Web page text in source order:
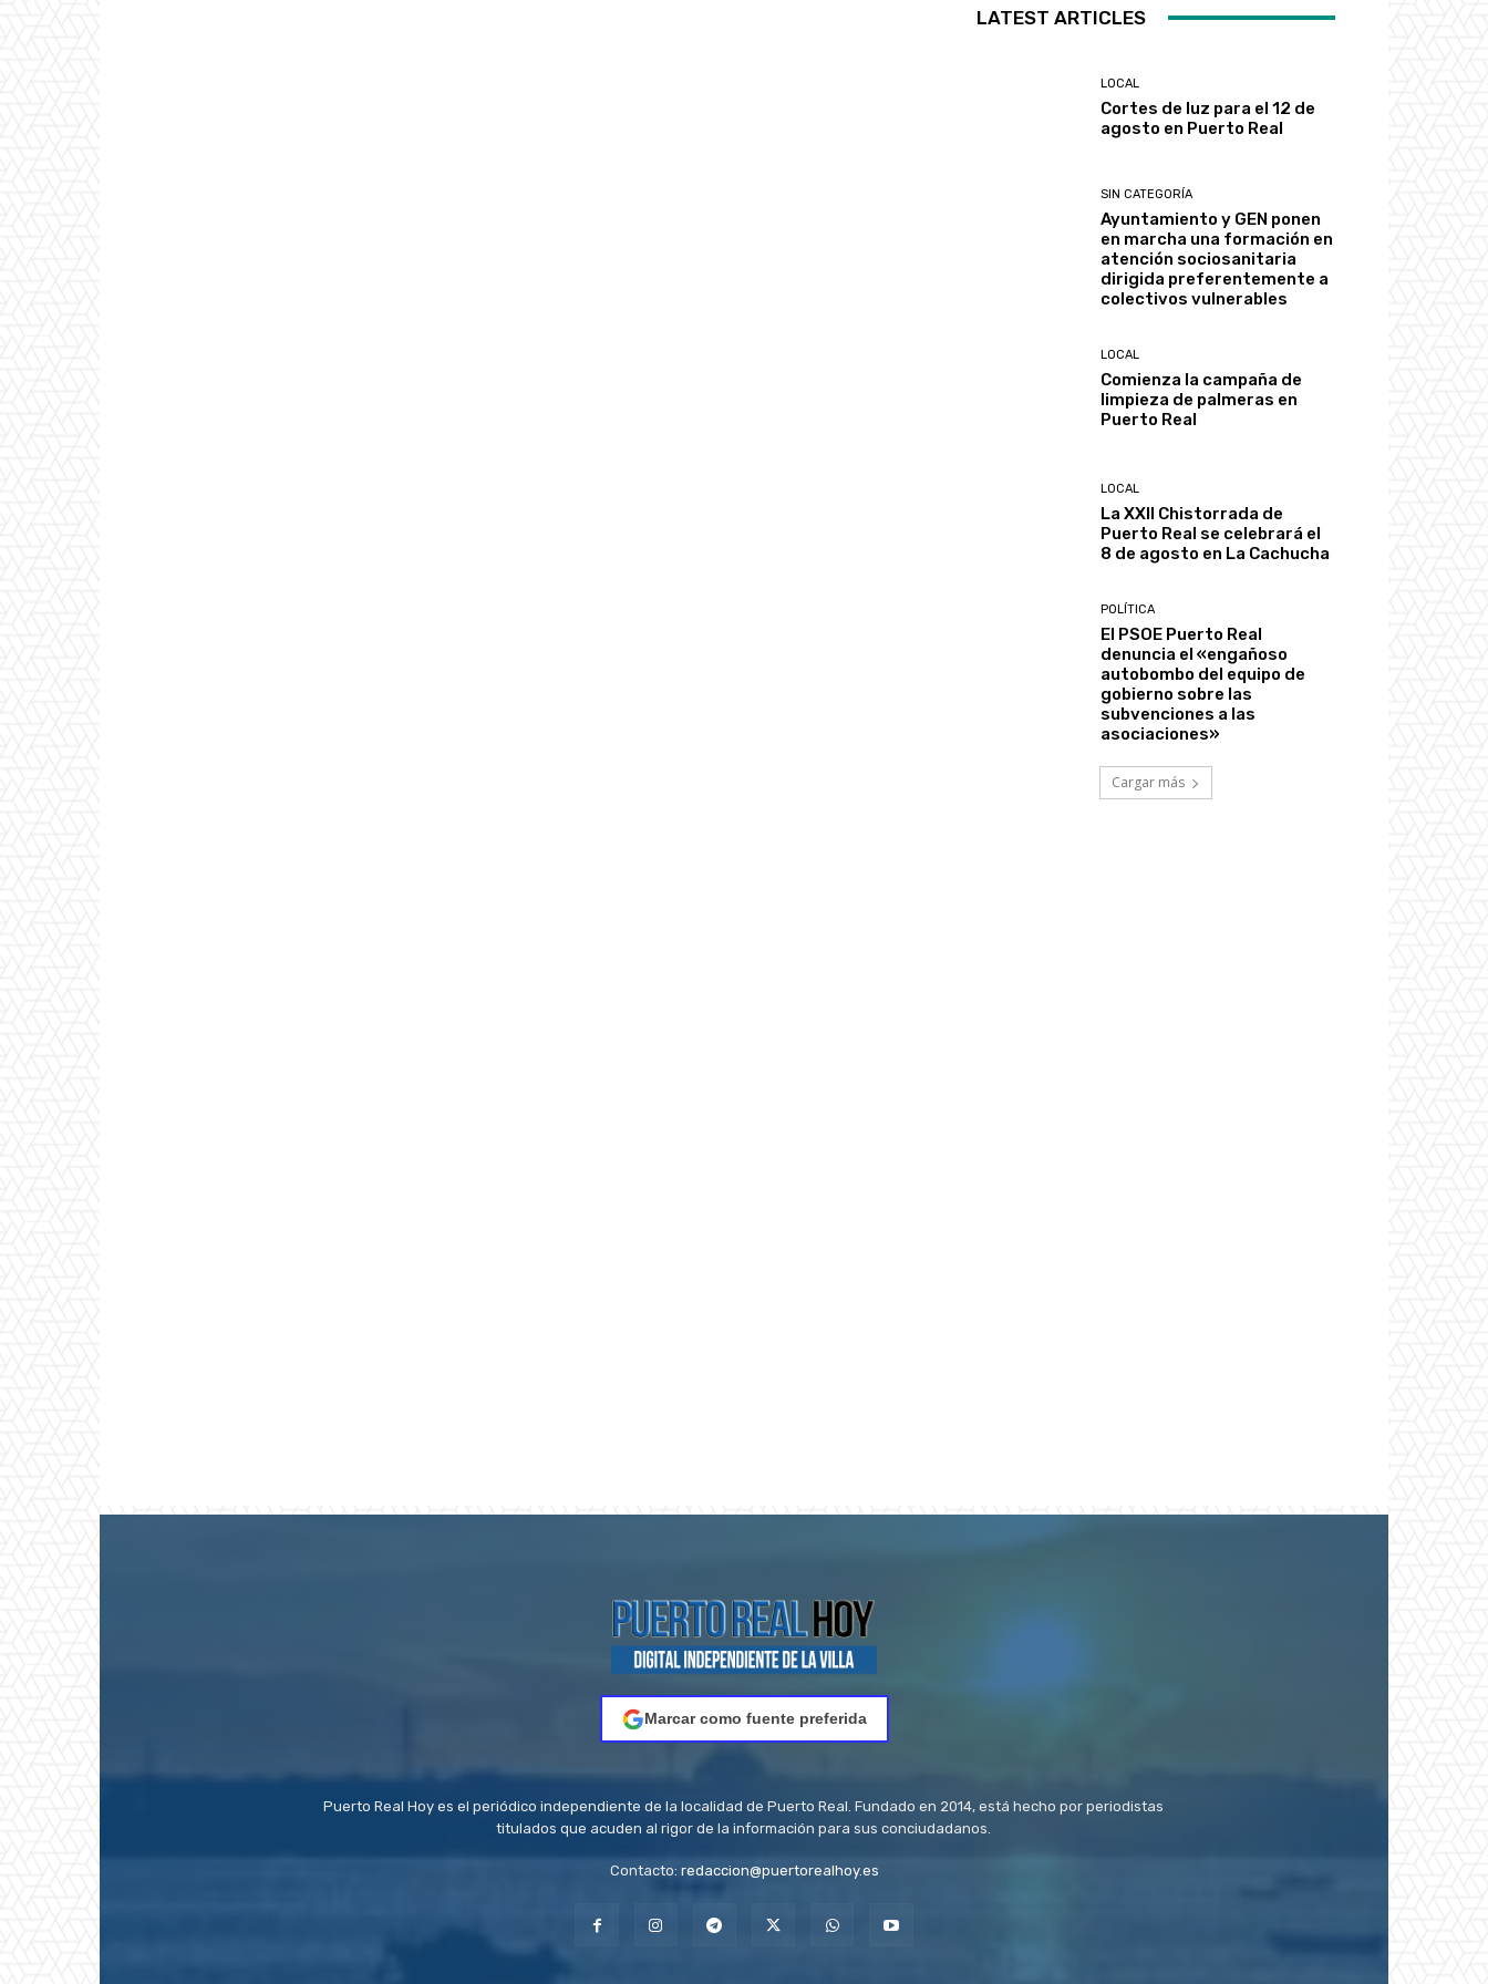
LATEST ARTICLES
LOCAL
Cortes de luz para el 12 de
agosto en Puerto Real
SIN CATEGORÍA
Ayuntamiento y GEN ponen
en marcha una formación en
atención sociosanitaria
dirigida preferentemente a
colectivos vulnerables
LOCAL
Comienza la campaña de
limpieza de palmeras en
Puerto Real
LOCAL
La XXII Chistorrada de
Puerto Real se celebrará el
8 de agosto en La Cachucha
POLÍTICA
El PSOE Puerto Real
denuncia el «engañoso
autobombo del equipo de
gobierno sobre las
subvenciones a las
asociaciones»
Cargar más
Marcar como fuente preferida
Puerto Real Hoy es el periódico independiente de la localidad de Puerto Real. Fundado en 2014, está hecho por periodistas
titulados que acuden al rigor de la información para sus conciudadanos.
Contacto: redaccion@puertorealhoy.es